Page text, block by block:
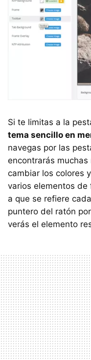
Si te limitas a la
tema sencillo en
navegas por las
encontrarás
cambiar los colores
varios elementos
a que se refiere
puntero del ratón
verás el elemento